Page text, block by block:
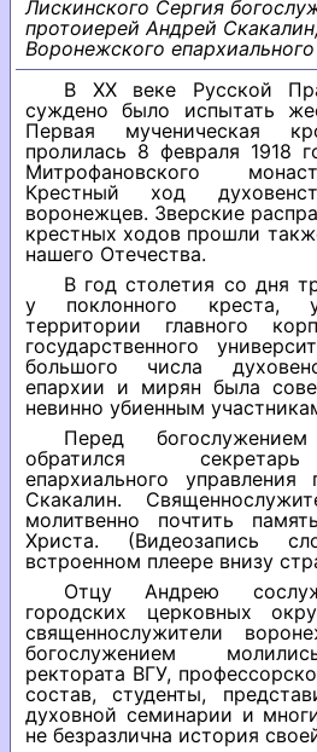
Лискинского Сергия
протоиерей Андрей
Воронежского
В ХX веке Русской
суждено было испытать
Первая мученическая
пролилась 8 февраля 1918
Митрофановского
Крестный ход
воронежцев. Зверские
крестных ходов прошли
нашего Отечества.
В год столетия со дня
у поклонного креста,
территории главного
государственного
большого числа
епархии и мирян была
невинно убиенным
Перед
обратился
епархиального
Скакалин.
молитвенно почтить
Христа. (Видеозапись
встроенном плеере внизу
Отцу Андрею
городских церковных
священнослужители
богослужением
ректората ВГУ,
состав, студенты,
духовной семинарии и
не безразлична история